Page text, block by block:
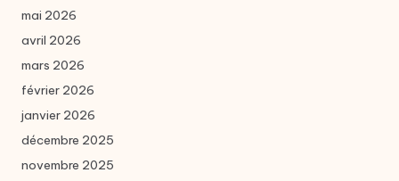
mai 2026
avril 2026
mars 2026
février 2026
janvier 2026
décembre 2025
novembre 2025